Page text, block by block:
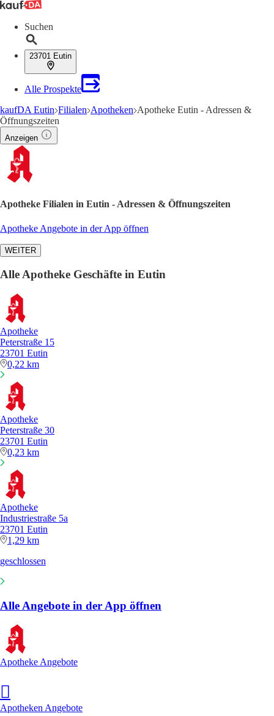
Suchen
23701 Eutin
Alle Prospekte
kaufDA Eutin Filialen Apotheken Apotheke Eutin - Adressen &
Öffnungszeiten
Anzeigen
Apotheke Filialen in Eutin - Adressen & Öffnungszeiten
Apotheke Angebote in der App öffnen
WEITER
Alle Apotheke Geschäfte in Eutin
Apotheke
Peterstraße 15
23701 Eutin
0,22 km
Apotheke
Peterstraße 30
23701 Eutin
0,23 km
Apotheke
Industriestraße 5a
23701 Eutin
1,29 km
geschlossen
Alle Angebote in der App öffnen
Apotheke Angebote
Apotheken Angebote